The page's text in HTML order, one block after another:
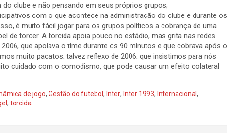
do clube e não pensando em seus próprios grupos;
com o que acontece na administração do clube e durante os
é muito fácil jogar para os grupos políticos a cobrança de uma
de torcer. A torcida apoia pouco no estádio, mas grita nas redes
que apoiava o time durante os 90 minutos e que cobrava após o
muito pacatos, talvez reflexo de 2006, que insistimos para nós
cuidado com o comodismo, que pode causar um efeito colateral
de jogo, Gestão do futebol , Inter, Inter 1993, Internacional ,
, torcida